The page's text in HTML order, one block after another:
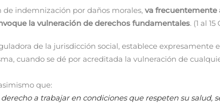
de indemnización por daños morales, va frecuentemente
la vulneración de derechos fundamentales. (1 al 15
de la jurisdicción social, establece expresamente
cuando se dé por acreditada la vulneración de
que:
a trabajar en condiciones que respeten su salud,